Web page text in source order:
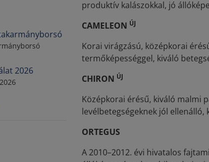
produktív kalászokkal, jó
CAMELEON ÚJ
Korai virágzású, középkorai
termőképességgel, kiváló
CHIRON ÚJ
Középkorai érésű, kiváló malmi
levélbetegségeknek jól
ORTEGUS
A 2010–2012. évi hivatalos